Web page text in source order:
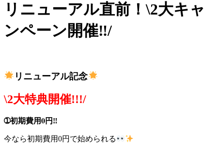
リニューアル直前！\2大キャ
ンペーン開催‼/
リニューアル記念
\2大特典開催!!!/
➀初期費用0円‼
今なら初期費用0円で始められる